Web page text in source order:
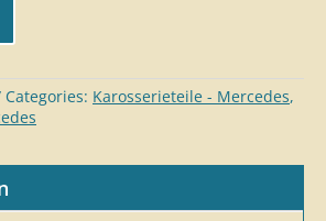
Categories: Karosserieteile - Mercedes,